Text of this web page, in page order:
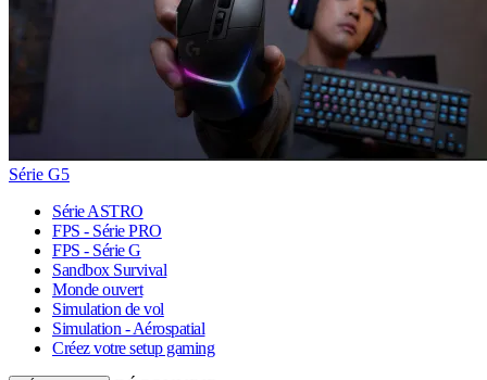
Série G5
Série ASTRO
FPS - Série PRO
FPS - Série G
Sandbox Survival
Monde ouvert
Simulation de vol
Simulation - Aérospatial
Créez votre setup gaming